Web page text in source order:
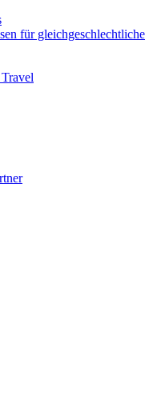
für gleichgeschlechtliche